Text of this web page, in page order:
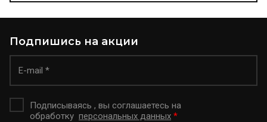
Подпишись на акции
Подписываясь , вы соглашаетесь на
обработку персональных данных *